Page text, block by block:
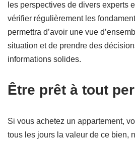
les perspectives de divers experts
vérifier régulièrement les
permettra d’avoir une vue
situation et de prendre des
informations solides.
Être prêt à tout
Si vous achetez un appartement,
tous les jours la valeur de ce bien,